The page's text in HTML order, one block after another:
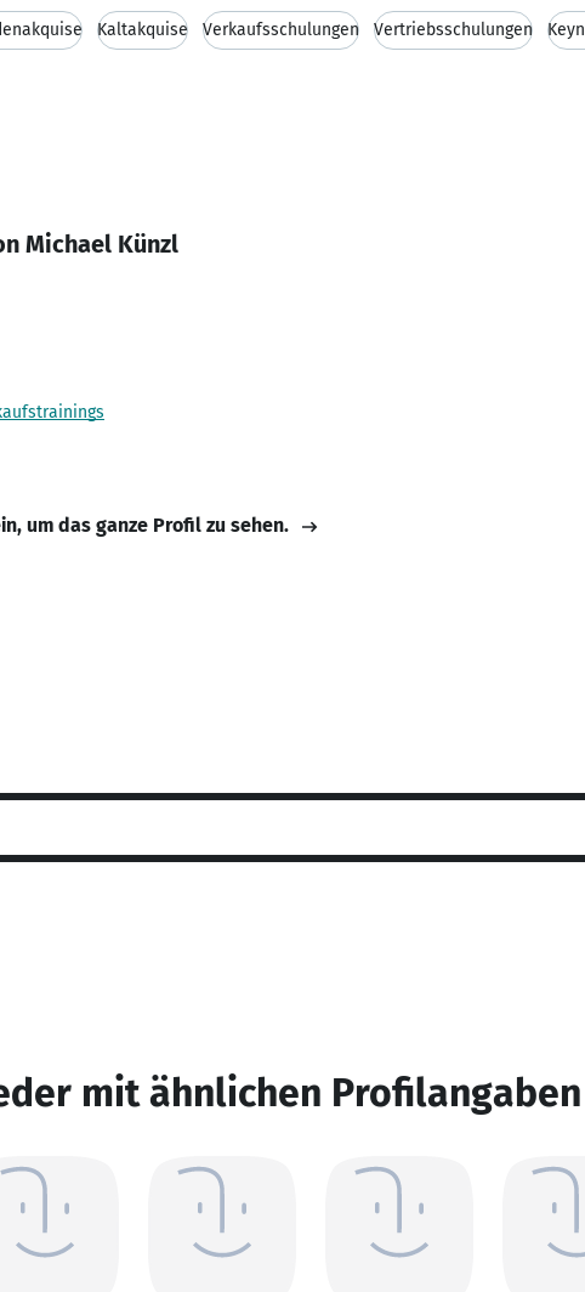
Kaltakquise Verkaufsschulungen Vertriebsschulungen
Michael Künzl
um das ganze Profil zu sehen.
mit ähnlichen Profilangaben